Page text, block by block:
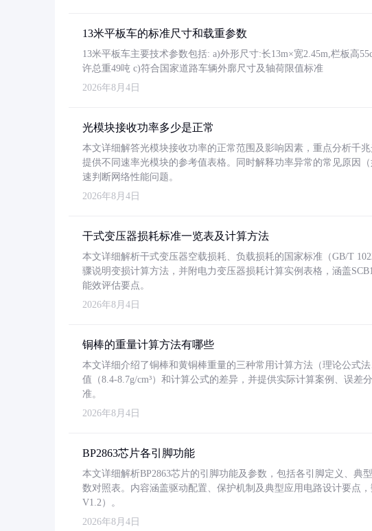
13米平板车的标准尺寸和载重参数
13米平板车主要技术参数包括: a)外形尺寸:长13m×宽2.45m,栏板高
许总重49吨 c)符合国家道路车辆外廓尺寸及轴荷限值标准
2026年8月4日
光模块接收功率多少是正常
本文详细解答光模块接收功率的正常范围及影响因素，重点分析千
提供不同速率光模块的参考值表格。同时解释功率异常的常见原因
速判断网络性能问题。
2026年8月4日
干式变压器损耗标准一览表及计算方法
本文详细解析干式变压器空载损耗、负载损耗的国家标准（GB/T
骤说明变损计算方法，并附电力变压器损耗计算实例表格，涵盖
能效评估要点。
2026年8月4日
铜棒的重量计算方法有哪些
本文详细介绍了铜棒和黄铜棒重量的三种常用计算方法（理论公式
值（8.4-8.7g/cm³）和计算公式的差异，并提供实际计算案例、误差
准。
2026年8月4日
BP2863芯片各引脚功能
本文详细解析BP2863芯片的引脚功能及参数，包括各引脚定义、典
数对照表。内容涵盖驱动配置、保护机制及典型应用电路设计要点
V1.2）。
2026年8月4日